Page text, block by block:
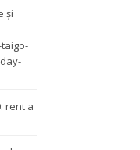
și
rent a